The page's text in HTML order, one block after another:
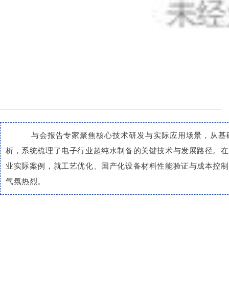
与会报告专家聚焦核心技术研发与实际应用场景，从基
析，系统梳理了电子行业超纯水制备的关键技术与发展路径。
业实际案例，就工艺优化、国产化设备材料性能验证与成本控
气氛热烈。